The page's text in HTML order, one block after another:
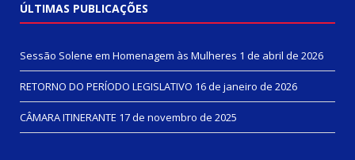
ÚLTIMAS PUBLICAÇÕES
Sessão Solene em Homenagem às Mulheres 1 de abril de 2026
RETORNO DO PERÍODO LEGISLATIVO 16 de janeiro de 2026
CÂMARA ITINERANTE 17 de novembro de 2025